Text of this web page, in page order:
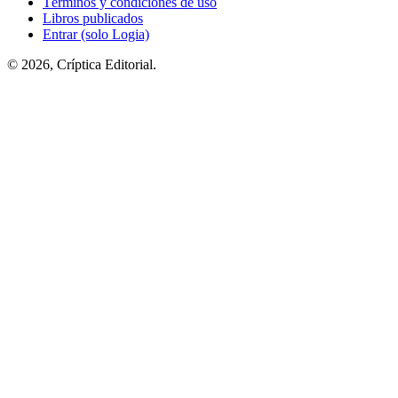
Libros publicados
Entrar (solo Logia)
© 2026, Críptica Editorial.